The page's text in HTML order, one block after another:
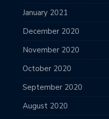
January 2021
December 2020
November 2020
October 2020
September 2020
August 2020